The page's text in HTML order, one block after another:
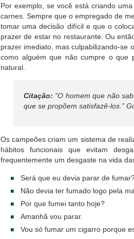
Por exemplo, se você está criando
carnes. Sempre que o empregado de
tomar uma decisão difícil e que o
prazer de estar no restaurante. Ou
prazer imediato, mas culpabilizando-se
como alguém que não cumpre o que
natural.
Citação: “O homem que não
que se propõem satisfazê-los.”
Os campeões criam um sistema de
hábitos funcionais que evitam
frequentemente um desgaste na vida
Será que eu devia parar de
Não devia ter fumado logo pela
Por que fumei tanto hoje?
Amanhã vou parar.
Vou só fumar um cigarro porque